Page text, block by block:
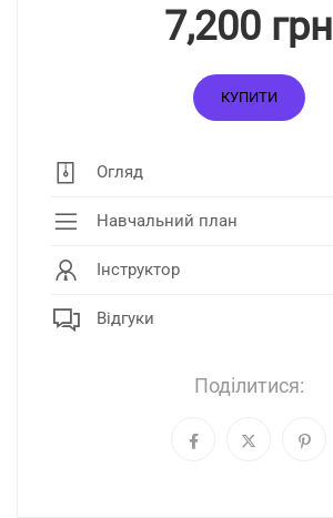
7,200 грн
КУПИТИ
Огляд
Навчальний план
Інструктор
Відгуки
Поділитися: